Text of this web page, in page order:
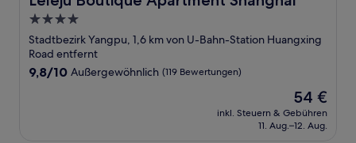
4.0-
Sterne-
Unterkunft
Stadtbezirk Yangpu, 1,6 km von U-Bahn-Station Huangxing
Road entfernt
9.8
9,8/10 Außergewöhnlich (119 Bewertungen)
Der
Preis
beträgt
54 €
inkl. Steuern & Gebühren
11. Aug.–12. Aug.